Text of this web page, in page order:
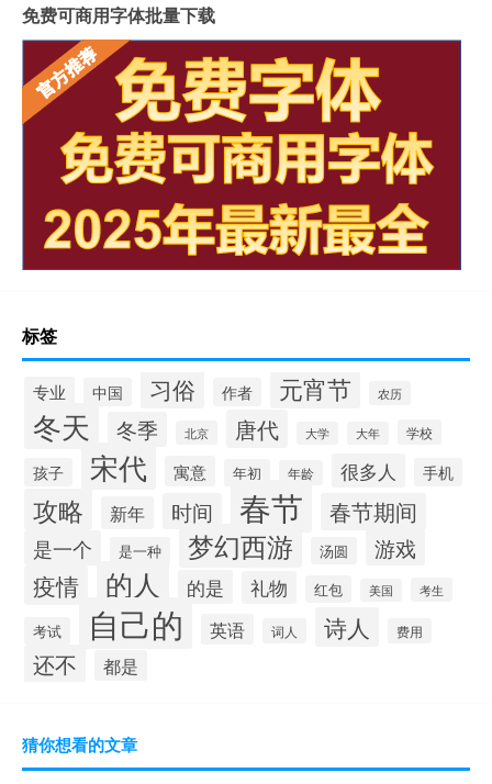
免费可商用字体批量下载
标签
专业 中国 习俗 作者 元宵节 农历
冬天 冬季 北京 唐代 大学 大年 学校
孩子 宋代 寓意 年初 年龄 很多人 手机
攻略 新年 时间 春节 春节期间
是一个 是一种 梦幻西游 汤圆 游戏
疫情 的人 的是 礼物 红包 美国 考生
考试 自己的 英语 词人 诗人 费用
还不 都是
猜你想看的文章